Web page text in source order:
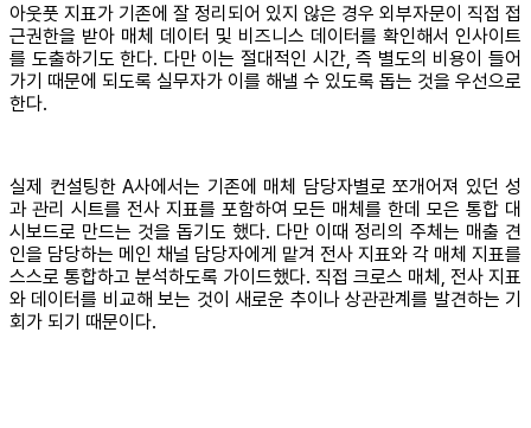
아웃풋 지표가 기존에 잘 정리되어 있지 않은 경우 외부자문이 직접 접
근권한을 받아 매체 데이터 및 비즈니스 데이터를 확인해서 인사이트
를 도출하기도 한다. 다만 이는 절대적인 시간, 즉 별도의 비용이 들어
가기 때문에 되도록 실무자가 이를 해낼 수 있도록 돕는 것을 우선으로
한다.
실제 컨설팅한 A사에서는 기존에 매체 담당자별로 쪼개어져 있던 성
과 관리 시트를 전사 지표를 포함하여 모든 매체를 한데 모은 통합 대
시보드로 만드는 것을 돕기도 했다. 다만 이때 정리의 주체는 매출 견
인을 담당하는 메인 채널 담당자에게 맡겨 전사 지표와 각 매체 지표를
스스로 통합하고 분석하도록 가이드했다. 직접 크로스 매체, 전사 지표
와 데이터를 비교해 보는 것이 새로운 추이나 상관관계를 발견하는 기
회가 되기 때문이다.